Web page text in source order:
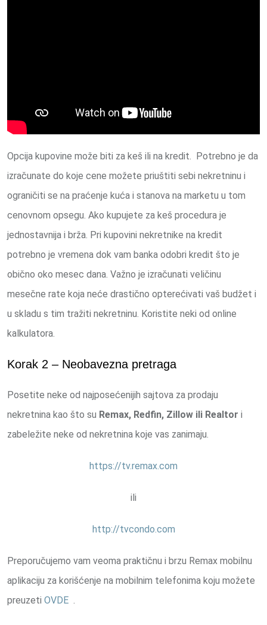
Opcija kupovine može biti za keš ili na kredit. Potrebno je da
izračunate do koje cene možete priuštiti sebi nekretninu i
ograničiti se na praćenje kuća i stanova na marketu u tom
cenovnom opsegu. Ako kupujete za keš procedura je
jednostavnija i brža. Pri kupovini nekretnike na kredit
potrebno je vremena dok vam banka odobri kredit što je
obično oko mesec dana. Važno je izračunati veličinu
mesečne rate koja neće drastično opterećivati vaš budžet i
u skladu s tim tražiti nekretninu. Koristite neki od online
kalkulatora.
Korak 2 – Neobavezna pretraga
Posetite neke od najposećenijih sajtova za prodaju
nekretnina kao što su Remax, Redfin, Zillow ili Realtor i
zabeležite neke od nekretnina koje vas zanimaju.
https://tv.remax.com
ili
http://tvcondo.com
Preporučujemo vam veoma praktičnu i brzu Remax mobilnu
aplikaciju za korišćenje na mobilnim telefonima koju možete
preuzeti OVDE